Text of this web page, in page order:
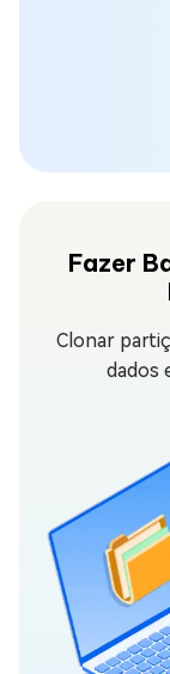
Fazer
Clonar
dados